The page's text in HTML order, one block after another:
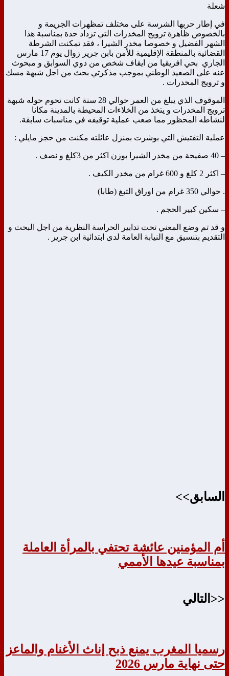
شعلة
في إطار حربها الشرسة على مختلف تمظهرات الجريمة و
بالخصوص ظاهرة ترويج المخدرات التي تزداد حدة بمناسبة هذا
الشهر الفضيل و خصوصا مخدر الشيرا ، فقد تمكنت الشرطة
القضائية بالمنطقة الإقليمية للأمن بابن جرير زوال يوم 17 مارس
الجاري بحي افريقيا من ايقاف شخص من دوي السوابق و مبحوث
عنه على الصعيد الوطني بموجب مذكرتي بحث من اجل شبهة مسك
و ترويج المخدرات .
الموقوف الذي يبلغ من العمر حوالي 28 سنة كانت تحوم حوله شبهة
ترويج المخدرات و يتخذ من الخلاءات المحيطة بالمدينة مكانا
لنشاطه المحظور مما صعب عملية توقيفه في مناسبات سابقة.
عملية التفتيش التي بوشرت بمنزل عائلته مكنت من حجز مايلي :
– 40 صفيحة من مخدر الشيرا بوزن اكثر من 3كلغ و نصف .
– اكثر 2 كلغ و 600 غرام من مخدر الكيف .
. حوالي 350 غرام من اوراق التبغ (طابا)
– سكين كبير الحجم .
و قد تم وضع المعني تحت تدابير الحراسة النظرية من اجل البحث و
التقديم بتنسيق مع النيابة العامة لدى ابتدائية ابن جرير .
السابق>>
أم المؤمنين عائشة تحتفي بالمرأة العاملة
بمناسبة عيدها الأممي
<<التالي
رسميا المغرب يمنع ذبح إناث الأغنام والماعز
حتى نهاية مارس 2026